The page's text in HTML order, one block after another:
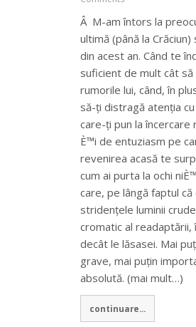
Â M-am întors la
ultimă (până la
din acest an. Când te
suficient de mult cât să
rumorile lui, când, în
să-ți distragă atenția
care-ți pun la
È™i de entuziasm pe
revenirea acasă te
cum ai purta la ochi
care, pe lângă faptul
stridențele luminii
cromatic al
decât le lăsasei. Mai
grave, mai puțin
absolută. (mai mult…)
continuare...